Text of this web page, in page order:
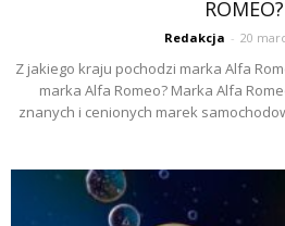
ROMEO?
Redakcja - 20
Z jakiego kraju pochodzi marka Alfa
marka Alfa Romeo? Marka Alfa
znanych i cenionych marek